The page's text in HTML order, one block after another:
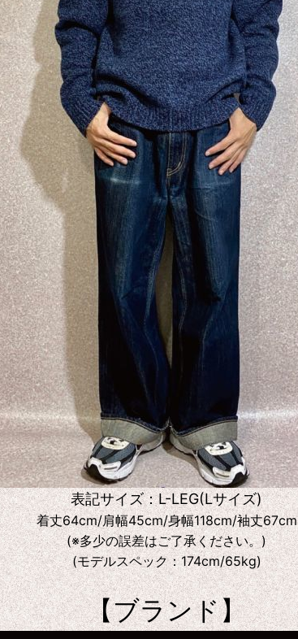
表記サイズ：L-LEG(Lサイズ)
着丈64cm/肩幅45cm/身幅118cm/袖丈67cm
(※多少の誤差はご了承ください。)
(モデルスペック：174cm/65kg)
【ブランド】